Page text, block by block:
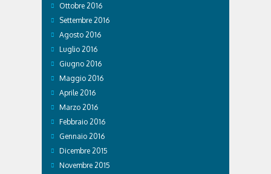
Ottobre 2016
Settembre 2016
Agosto 2016
Luglio 2016
Giugno 2016
Maggio 2016
Aprile 2016
Marzo 2016
Febbraio 2016
Gennaio 2016
Dicembre 2015
Novembre 2015